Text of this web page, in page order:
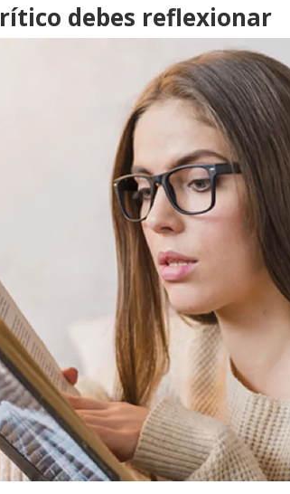
debes reflexionar